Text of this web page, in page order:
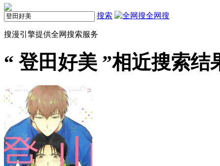
搜索 全网搜
搜漫引擎提供全网搜索服务
“ 登田好美 ”相近搜索结